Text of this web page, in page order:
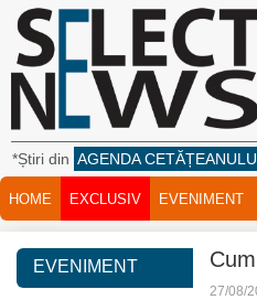
*Știri din AGENDA
HOME EXCLUSIV EVENIMENT
27/08/
EVENIMENT